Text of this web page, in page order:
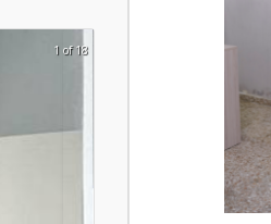
1 of 18